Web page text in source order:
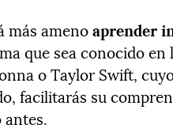
más amenoaprender
que sea conocido en
o Taylor Swift,
facilitarás su